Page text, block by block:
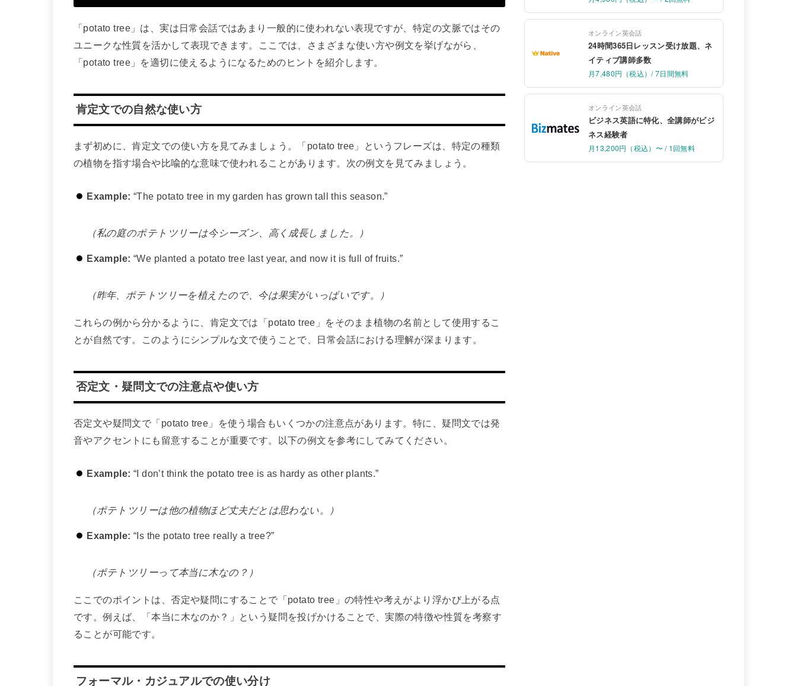
「potato tree」は、実は日常会話ではあまり一般的に使われない表現ですが、特定の文脈ではその
ユニークな性質を活かして表現できます。ここでは、さまざまな使い方や例文を挙げながら、
「potato tree」を適切に使えるようになるためのヒントを紹介します。
肯定文での自然な使い方
まず初めに、肯定文での使い方を見てみましょう。「potato tree」というフレーズは、特定の種類
の植物を指す場合や比喩的な意味で使われることがあります。次の例文を見てみましょう。
Example: “The potato tree in my garden has grown tall this season.”
（私の庭のポテトツリーは今シーズン、高く成長しました。）
Example: “We planted a potato tree last year, and now it is full of fruits.”
（昨年、ポテトツリーを植えたので、今は果実がいっぱいです。）
これらの例から分かるように、肯定文では「potato tree」をそのまま植物の名前として使用するこ
とが自然です。このようにシンプルな文で使うことで、日常会話における理解が深まります。
否定文・疑問文での注意点や使い方
否定文や疑問文で「potato tree」を使う場合もいくつかの注意点があります。特に、疑問文では発
音やアクセントにも留意することが重要です。以下の例文を参考にしてみてください。
Example: “I don’t think the potato tree is as hardy as other plants.”
（ポテトツリーは他の植物ほど丈夫だとは思わない。）
Example: “Is the potato tree really a tree?”
（ポテトツリーって本当に木なの？）
ここでのポイントは、否定や疑問にすることで「potato tree」の特性や考えがより浮かび上がる点
です。例えば、「本当に木なのか？」という疑問を投げかけることで、実際の特徴や性質を考察す
ることが可能です。
フォーマル・カジュアルでの使い分け
オンライン英会話
24時間365日レッスン受け放題、ネ
イティブ講師多数
月7,480円（税込）/ 7日間無料
オンライン英会話
ビジネス英語に特化、全講師がビジ
ネス経験者
月13,200円（税込）〜 / 1回無料